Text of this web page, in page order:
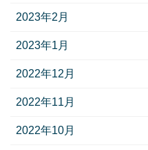
2023年2月
2023年1月
2022年12月
2022年11月
2022年10月